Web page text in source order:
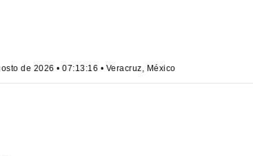
de 2026 • 07:13:16 • Veracruz, México